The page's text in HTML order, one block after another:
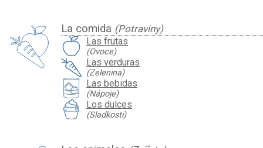
La comida (Potraviny)
Las frutas
(Ovoce)
Las verduras
(Zelenina)
Las bebidas
(Nápoje)
Los dulces
(Sladkosti)